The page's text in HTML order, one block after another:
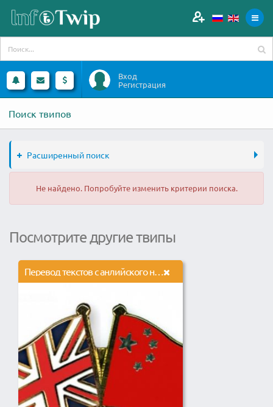
Вход
Регистрация
Поиск твипов
Расширенный поиск
Не найдено. Попробуйте изменить критерии поиска.
Посмотрите другие твипы
Перевод текстов с анлийского на русский и с китайского на русский